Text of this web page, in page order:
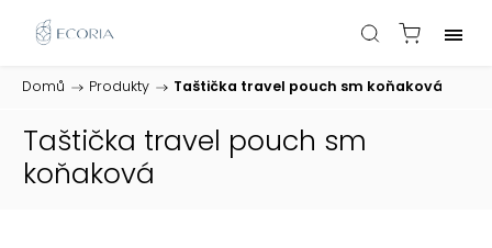
Domů / Produkty / Taštička travel pouch sm koňaková
Taštička travel pouch sm
koňaková